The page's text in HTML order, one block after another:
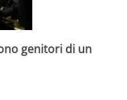
genitori di un